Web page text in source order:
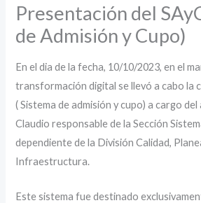
Presentación del
de Admisión y Cupo)
En el dia de la fecha, 10/10/2023, en el
transformación digital se llevó a cabo la
( Sistema de admisión y cupo) a cargo
Claudio responsable de la Sección
dependiente de la División Calidad,
Infraestructura.
Este sistema fue destinado